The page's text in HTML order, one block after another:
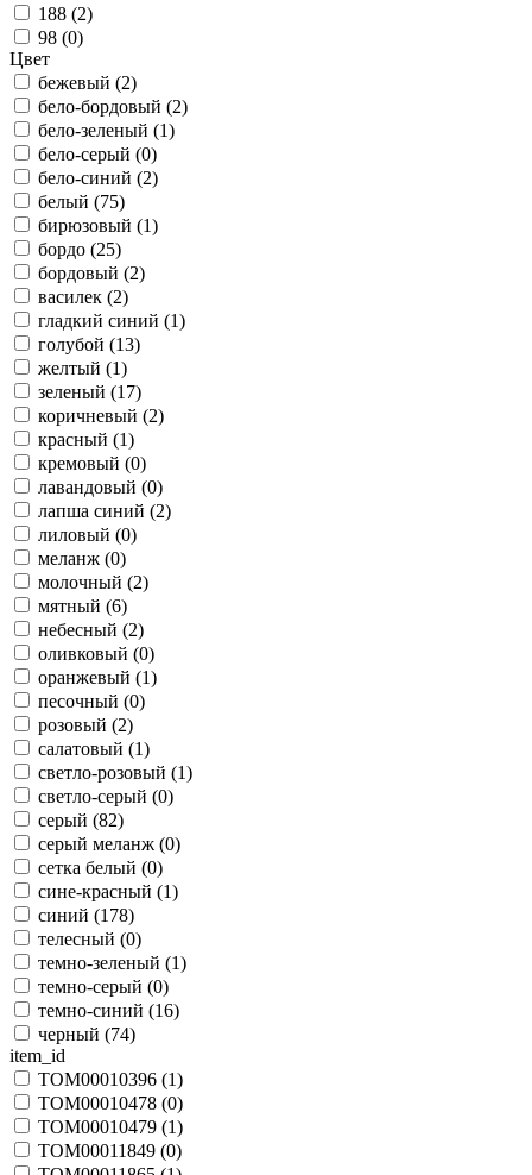
188 (2)
98 (0)
Цвет
бежевый (2)
бело-бордовый (2)
бело-зеленый (1)
бело-серый (0)
бело-синий (2)
белый (75)
бирюзовый (1)
бордо (25)
бордовый (2)
василек (2)
гладкий синий (1)
голубой (13)
желтый (1)
зеленый (17)
коричневый (2)
красный (1)
кремовый (0)
лавандовый (0)
лапша синий (2)
лиловый (0)
меланж (0)
молочный (2)
мятный (6)
небесный (2)
оливковый (0)
оранжевый (1)
песочный (0)
розовый (2)
салатовый (1)
светло-розовый (1)
светло-серый (0)
серый (82)
серый меланж (0)
сетка белый (0)
сине-красный (1)
синий (178)
телесный (0)
темно-зеленый (1)
темно-серый (0)
темно-синий (16)
черный (74)
item_id
TOM00010396 (1)
TOM00010478 (0)
TOM00010479 (1)
TOM00011849 (0)